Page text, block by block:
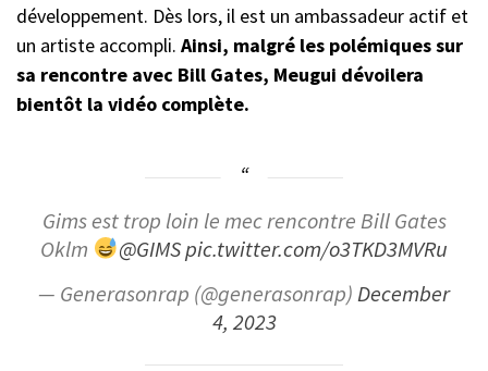
développement. Dès lors, il est un ambassadeur actif et
un artiste accompli. Ainsi, malgré les polémiques sur
sa rencontre avec Bill Gates, Meugui dévoilera
bientôt la vidéo complète.
Gims est trop loin le mec rencontre Bill Gates
Oklm
@GIMSpic.twitter.com/o3TKD3MVRu
— Generasonrap (@generasonrap)December
4, 2023